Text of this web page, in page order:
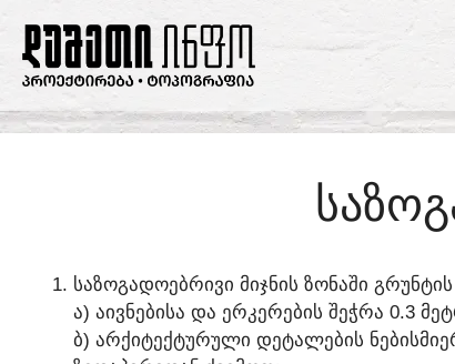
ᲡᲐᲖᲝᲒᲐᲓᲝᲔᲑᲠᲘᲕᲘ ᲛᲘᲯᲜᲘᲡ ᲖᲝᲜᲐᲨᲘ
Ა) ᲐᲘᲕᲜᲔᲑᲘᲡᲐ ᲓᲐ ᲔᲠᲙᲔᲠᲔᲑᲘᲡ ᲨᲔᲭᲠᲐ 0.3
Ბ) ᲐᲠᲥᲘᲢᲔᲥᲢᲣᲠᲣᲚᲘ ᲓᲔᲢᲐᲚᲔᲑᲘᲡ